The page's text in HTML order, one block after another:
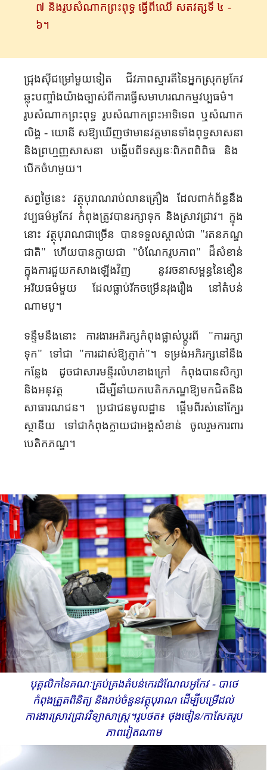
៧ និង​រូបសំណាក​​ព្រះពុទ្ធ ធ្វើពីឈើ សតវត្សទី ៤ -
៦។
ជ្រុង​​ស៊ីជម្រៅមួយទៀត ជីវភាពស្មារតី​នៃ​អ្នកស្រុកអូកែវ
ឆ្លុះបញ្ចាំងយ៉ាងច្បាស់ពីការធ្វើសមាហរណកម្មវប្បធម៌។
រូប​សំណាក​​​ព្រះពុទ្ធ រូបសំណាក​ព្រះអាទិទេព ឬ​សំណាក
លិង្គ - យោនី សឱ្យ​ឃើញ​ថា​មាន​វត្តមានទាំងពុទ្ធសាសនា
និងព្រហ្មញ្ញសាសនាបង្ហើបពី​​​ទស្សនៈពិភព​ពិពិធ​
និង
បើកចំហមួយ​។
សព្វថ្ងៃនេះ វត្ថុបុរាណរាប់លានគ្រឿង ដែលពាក់ព័ន្ធនឹង
វប្បធម៌អូកែវ កំពុងត្រូវបានរក្សាទុក និងស្រាវជ្រាវ។ ក្នុង
នោះ វត្ថុបុរាណជាច្រើន បានទទួលស្គាល់ជា "រតនភណ្ឌ
ជាតិ" ហើយ​បាន​​ក្លាយជា "បំណែករូបភាព" ដ៏សំខាន់
ក្នុងការជួយកសាងឡើងវិញ នូវរចនាសម្ពន្ធ​​​នៃ​​ខឿន​
អរិយធម៌មួយ​ ដែលធ្លាប់រីកចម្រើនរុងរឿង នៅតំបន់
ណាមបូ។
ទន្ទឹមនឹងនោះ ការងារអភិរក្សកំពុងផ្លាស់ប្តូរពី "ការរក្សា
ទុក" ទៅជា "ការដាស់ឱ្យភ្ញាក់"។ ទម្រង់​​អភិរក្សនៅនឹង
កន្លែង ដូចជាសារមន្ទីរ​លំហ​ខាង​ក្រៅ​​ កំពុងបានសិក្សា
និងអនុវត្ត ដើម្បីនាំយកបេតិកភណ្ឌឱ្យមកជិតនឹង
សាធារណជន។ ប្រជាជន​មូលដ្ឋាន ផ្តើម​ពី​រស់នៅក្បែរ
ស្ថានីយ ទៅ​ជា​​កំពុងក្លាយជាអង្គសំខាន់​ ចូលរួមការពារ
បេតិកភណ្ឌ។
បុគ្គលិក​នៃគណៈគ្រប់គ្រងតំបន់កេរដំណែលអូកែវ - បាថេ
កំពុងត្រួតពិនិត្យ និងរាប់ចំនួនវត្ថុបុរាណ ដើម្បីបម្រើដល់
ការងារស្រាវជ្រាវវិទ្យាសាស្ត្រ។​ រូបថត៖ ថុងថៀន​​​​​​​/កាសែតរូប
ភាពវៀតណាម